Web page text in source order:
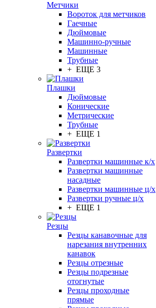
Метчики
Вороток для метчиков
Гаечные
Дюймовые
Машинно-ручные
Машинные
Трубные
+ ЕЩЕ 3
Плашки
Дюймовые
Конические
Метрические
Трубные
+ ЕЩЕ 1
Развертки
Развертки машинные к/х
Развертки машинные
насадные
Развертки машинные ц/х
Развертки ручные ц/х
+ ЕЩЕ 1
Резцы
Резцы канавочные для
нарезания внутренних
канавок
Резцы отрезные
Резцы подрезные
отогнутые
Резцы проходные
прямые